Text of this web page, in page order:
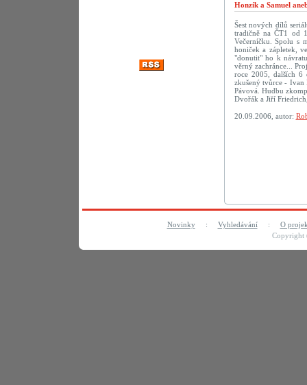
Honzík a Samuel
Šest nových dílů
tradičně na ČT1 od
Večerníčku. Spolu s
honiček a zápletek,
"donutit" ho k
věrný zachránce...
roce 2005, dalších 6
zkušený tvůrce - Ivan
Pávová. Hudbu
Dvořák a Jiří
20.09.2006, autor:
Novinky: Vyhledávání: O
Copyright